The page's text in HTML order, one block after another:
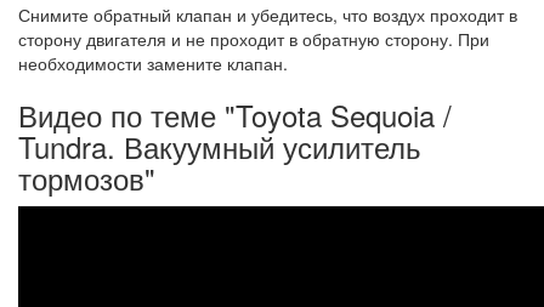
Снимите обратный клапан и убедитесь, что воздух проходит в
сторону двигателя и не проходит в обратную сторону. При
необходимости замените клапан.
Видео по теме "Toyota Sequoia /
Tundra. Вакуумный усилитель
тормозов"